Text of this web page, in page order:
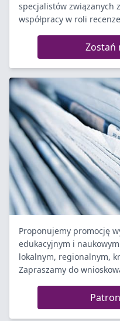
specjalistów związanych
współpracy w roli
Zostań
Proponujemy promocję
edukacyjnym i
lokalnym, regionalnym,
Zapraszamy do